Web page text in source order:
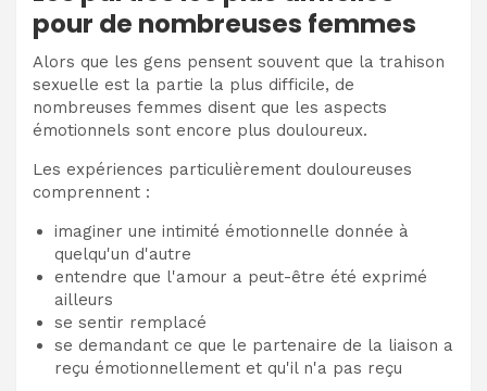
pour de nombreuses femmes
Alors que les gens pensent souvent que la trahison
sexuelle est la partie la plus difficile, de
nombreuses femmes disent que les aspects
émotionnels sont encore plus douloureux.
Les expériences particulièrement douloureuses
comprennent :
imaginer une intimité émotionnelle donnée à
quelqu'un d'autre
entendre que l'amour a peut-être été exprimé
ailleurs
se sentir remplacé
se demandant ce que le partenaire de la liaison a
reçu émotionnellement et qu'il n'a pas reçu